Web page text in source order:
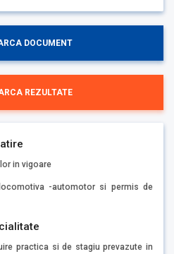
DOCUMENT
REZULTATE
in vigoare
-automotor si permis de
practica si de stagiu prevazute in